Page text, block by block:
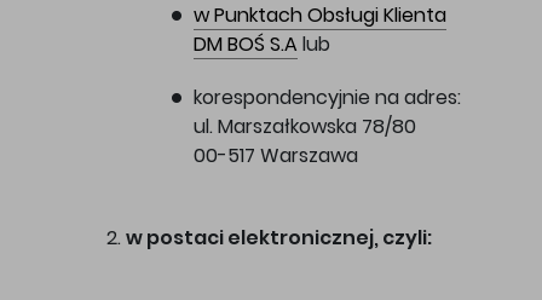
w Punktach Obsługi Klienta
DM BOŚ S.A lub
korespondencyjnie na adres:
ul. Marszałkowska 78/80
00-517 Warszawa
w postaci elektronicznej, czyli: